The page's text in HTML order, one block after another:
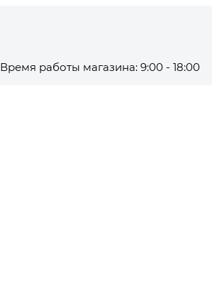
Время работы магазина: 9:00 - 18:00